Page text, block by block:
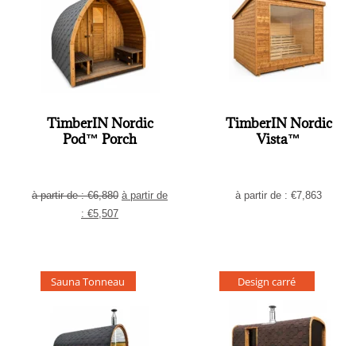
TimberIN Nordic
Pod™ Porch
à partir de :€6,880 à partir de
: €5,507
TimberIN Nordic
Vista™
à partir de : €7,863
Sauna Tonneau Design carré